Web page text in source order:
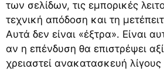
των σελίδων, τις εμπορικές
τεχνική απόδοση και τη
Αυτά δεν είναι «έξτρα». Είναι
αν η επένδυση θα επιστρέψει
χρειαστεί ανακατασκευή